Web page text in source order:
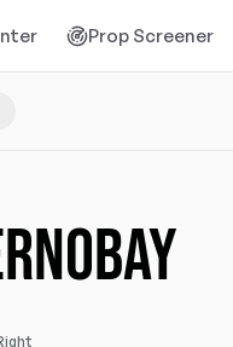
Prop Screener